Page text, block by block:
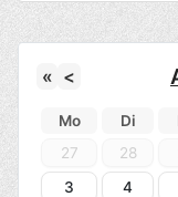
« <
Mo Di
27
28
3
4